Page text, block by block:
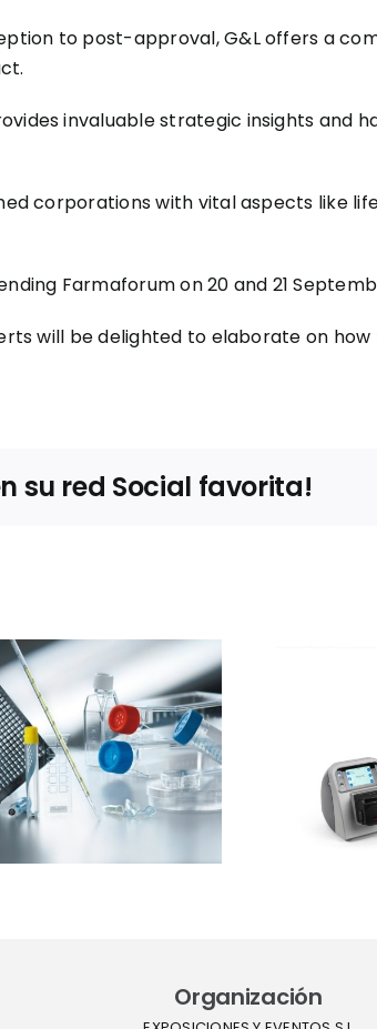
to post-approval, G&L offers a
invaluable strategic insights
corporations with vital aspects like
Farmaforum on 20 and 21
will be delighted to elaborate on
su red Social favorita!
Thermo Fisher
Scientific
presentará el
sistema Thermo
Scientific™
InstaFlux™ en
Farmaforum
Organización